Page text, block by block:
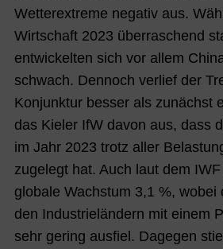
Wetterextreme negativ aus.
Wirtschaft 2023 überraschend
entwickelten sich vor allem
schwach. Dennoch verlief der
Konjunktur besser als zunächst
das Kieler IfW davon aus, dass
im Jahr 2023 trotz aller
zugelegt hat. Auch laut dem
globale Wachstum 3,1 %, wobei
den Industrieländern mit einem
sehr gering ausfiel. Dagegen